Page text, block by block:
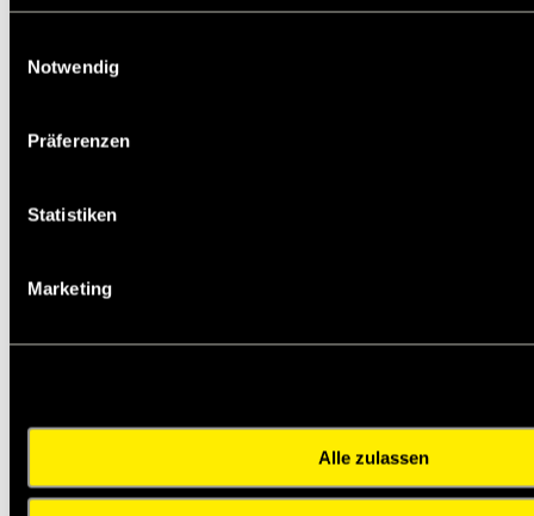
Notwendig
Präferenzen
Statistiken
Marketing
Alle zulassen
fragen Sie nach. )
17477119